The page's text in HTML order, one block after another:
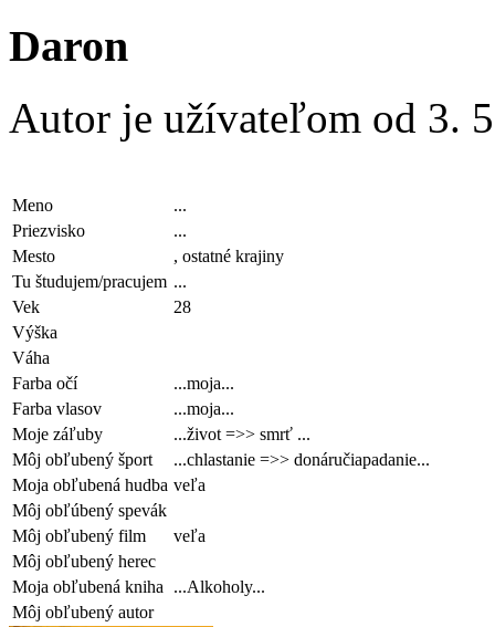
Daron
Autor je užívateľom od 3.
Meno
...
Priezvisko
...
Mesto
, ostatné krajiny
Tu študujem/pracujem ...
Vek
28
Výška
Váha
Farba očí
...moja...
Farba vlasov
...moja...
Moje záľuby
...život =>> smrť ...
Môj obľubený šport
...chlastanie =>> donáručiapadanie...
Moja obľubená hudba veľa
Môj obľúbený spevák
Môj obľubený film
veľa
Môj obľubený herec
Moja obľubená kniha
...Alkoholy...
Môj obľubený autor